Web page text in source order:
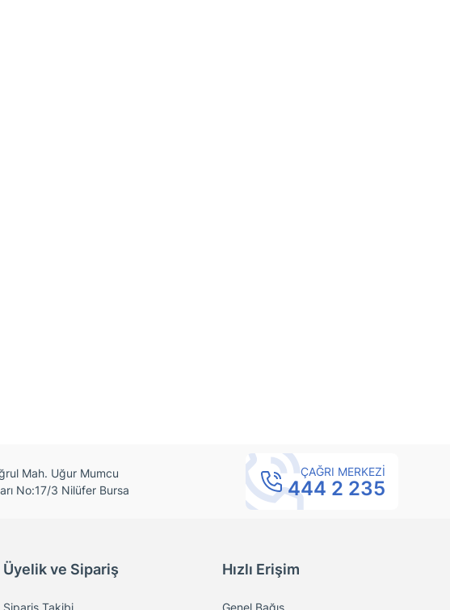
Mah. Uğur Mumcu
No:17/3 Nilüfer Bursa
ÇAĞRI MERKEZİ
444 2 235
Üyelik ve Sipariş Hızlı Erişim